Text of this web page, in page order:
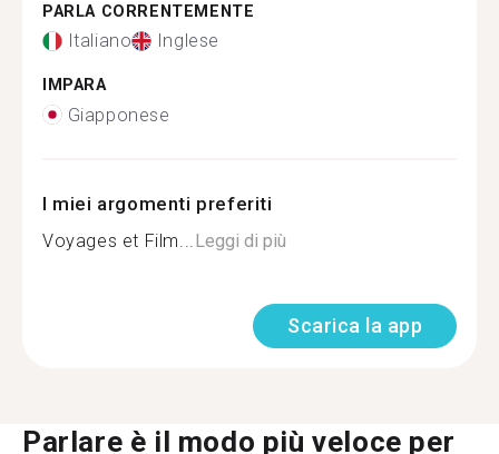
PARLA CORRENTEMENTE
Italiano Inglese
IMPARA
Giapponese
I miei argomenti preferiti
Voyages et Film... Leggi di più
Scarica la app
Parlare è il modo più veloce per